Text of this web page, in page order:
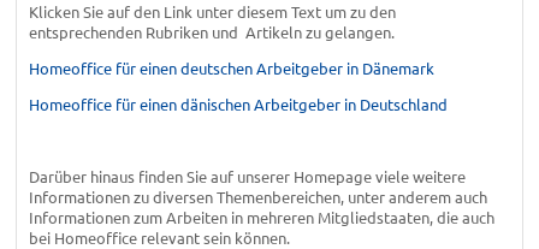
Klicken Sie auf den Link unter diesem Text um zu den
entsprechenden Rubriken und Artikeln zu gelangen.
Homeoffice für einen deutschen Arbeitgeber in Dänemark
Homeoffice für einen dänischen Arbeitgeber in Deutschland
Darüber hinaus finden Sie auf unserer Homepage viele weitere
Informationen zu diversen Themenbereichen, unter anderem auch
Informationen zum Arbeiten in mehreren Mitgliedstaaten, die auch
bei Homeoffice relevant sein können.